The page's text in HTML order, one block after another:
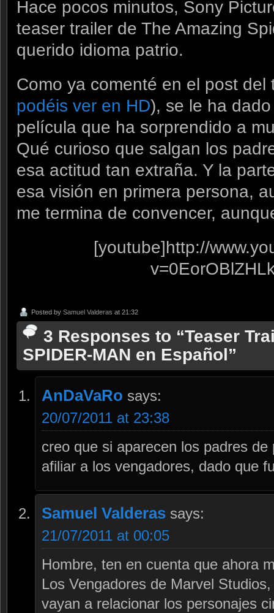
Hace pocos minutos, Sony
teaser trailer de The Amazing
querido idioma patrio.
Como ya comenté en el post del
podéis ver en HD), se le ha
película que ha sorprendido a
Qué curioso que salgan los
esa actitud tan extraña. Y la
esa visión en primera persona,
me termina de convencer,
[youtube]http://
Posted by Samuel Valderas at 21:32
3 Responses to “Teaser
SPIDER-MAN en Español”
AnDaVaRo says:
20/07/2011 at 23:38
creo que si aparecen los padres
afiliar a los vengadores, dado que
Samuel Valderas says:
21/07/2011 at 00:05
Hombre, ten en cuenta que ahora
Los Vengadores de Marvel
vayan a relacionar los personajes